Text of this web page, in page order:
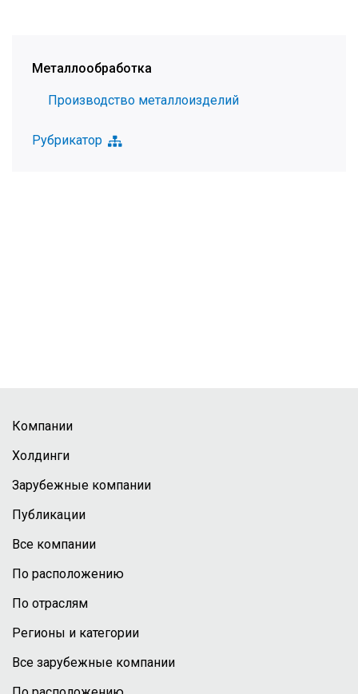
Металлообработка
Производство металлоизделий
Рубрикатор
Компании
Холдинги
Зарубежные компании
Публикации
Все компании
По расположению
По отраслям
Регионы и категории
Все зарубежные компании